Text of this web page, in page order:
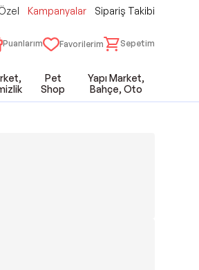
Kampanyalar Sipariş Takibi
Puanlarım Favorilerim Sepetim
Pet
Shop
Yapı Market,
Bahçe, Oto